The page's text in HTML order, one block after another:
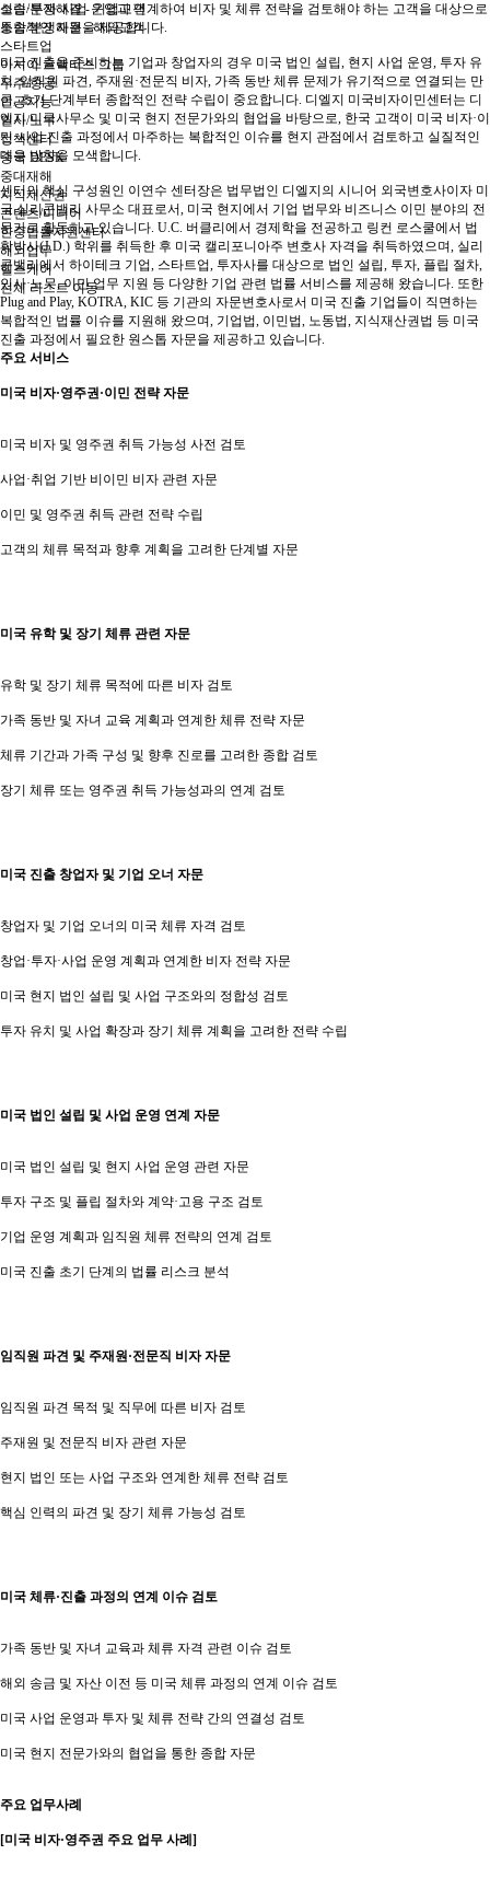
소송/분쟁해결 - 기업고객
소송/분쟁해결 - 해외고객
스타트업
아시아 프랙티스 그룹
우주/항공
인공지능
인사/노무
정책센터
중국 DESK
중대재해
지식재산권
콘텐츠/미디어
한중법률지원센터
해외업무
헬스케어
전체 리스트 이동
설립·투자·사업 운영과 연계하여 비자 및 체류 전략을 검토해야 하는 고객을 대상으로
통합적인 자문을 제공합니다.
미국 진출을 준비하는 기업과 창업자의 경우 미국 법인 설립, 현지 사업 운영, 투자 유
치, 임직원 파견, 주재원·전문직 비자, 가족 동반 체류 문제가 유기적으로 연결되는 만
큼, 초기 단계부터 종합적인 전략 수립이 중요합니다. 디엘지 미국비자이민센터는 디
엘지 미국사무소 및 미국 현지 전문가와의 협업을 바탕으로, 한국 고객이 미국 비자·이
민·사업 진출 과정에서 마주하는 복합적인 이슈를 현지 관점에서 검토하고 실질적인
대응 방향을 모색합니다.
센터의 핵심 구성원인 이연수 센터장은 법무법인 디엘지의 시니어 외국변호사이자 미
국 실리콘밸리 사무소 대표로서, 미국 현지에서 기업 법무와 비즈니스 이민 분야의 전
문가로 활동하고 있습니다. U.C. 버클리에서 경제학을 전공하고 링컨 로스쿨에서 법
학박사(J.D.) 학위를 취득한 후 미국 캘리포니아주 변호사 자격을 취득하였으며, 실리
콘밸리에서 하이테크 기업, 스타트업, 투자사를 대상으로 법인 설립, 투자, 플립 절차,
인사·노무, 이민 업무 지원 등 다양한 기업 관련 법률 서비스를 제공해 왔습니다. 또한
Plug and Play, KOTRA, KIC 등 기관의 자문변호사로서 미국 진출 기업들이 직면하는
복합적인 법률 이슈를 지원해 왔으며, 기업법, 이민법, 노동법, 지식재산권법 등 미국
진출 과정에서 필요한 원스톱 자문을 제공하고 있습니다.
주요 서비스
미국 비자·영주권·이민 전략 자문
미국 비자 및 영주권 취득 가능성 사전 검토
사업·취업 기반 비이민 비자 관련 자문
이민 및 영주권 취득 관련 전략 수립
고객의 체류 목적과 향후 계획을 고려한 단계별 자문
미국 유학 및 장기 체류 관련 자문
유학 및 장기 체류 목적에 따른 비자 검토
가족 동반 및 자녀 교육 계획과 연계한 체류 전략 자문
체류 기간과 가족 구성 및 향후 진로를 고려한 종합 검토
장기 체류 또는 영주권 취득 가능성과의 연계 검토
미국 진출 창업자 및 기업 오너 자문
창업자 및 기업 오너의 미국 체류 자격 검토
창업·투자·사업 운영 계획과 연계한 비자 전략 자문
미국 현지 법인 설립 및 사업 구조와의 정합성 검토
투자 유치 및 사업 확장과 장기 체류 계획을 고려한 전략 수립
미국 법인 설립 및 사업 운영 연계 자문
미국 법인 설립 및 현지 사업 운영 관련 자문
투자 구조 및 플립 절차와 계약·고용 구조 검토
기업 운영 계획과 임직원 체류 전략의 연계 검토
미국 진출 초기 단계의 법률 리스크 분석
임직원 파견 및 주재원·전문직 비자 자문
임직원 파견 목적 및 직무에 따른 비자 검토
주재원 및 전문직 비자 관련 자문
현지 법인 또는 사업 구조와 연계한 체류 전략 검토
핵심 인력의 파견 및 장기 체류 가능성 검토
미국 체류·진출 과정의 연계 이슈 검토
가족 동반 및 자녀 교육과 체류 자격 관련 이슈 검토
해외 송금 및 자산 이전 등 미국 체류 과정의 연계 이슈 검토
미국 사업 운영과 투자 및 체류 전략 간의 연결성 검토
미국 현지 전문가와의 협업을 통한 종합 자문
주요 업무사례
[미국 비자·영주권 주요 업무 사례]